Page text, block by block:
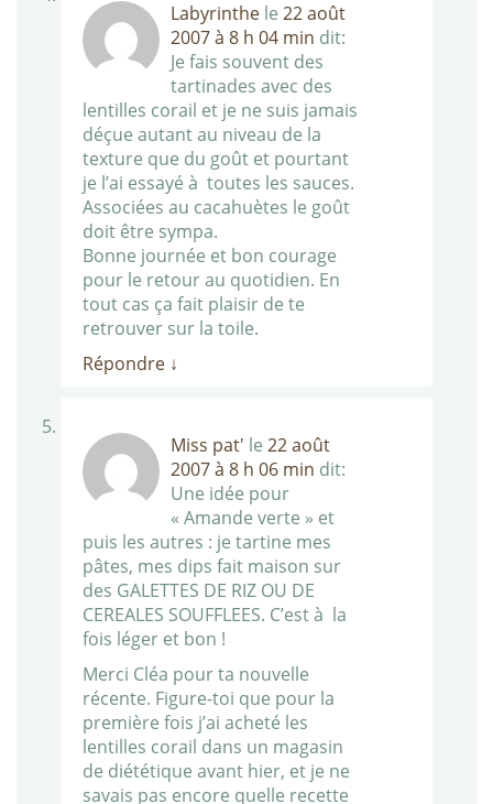
Labyrinthe le 22 août
2007 à 8 h 04 min dit:
Je fais souvent des
tartinades avec des
lentilles corail et je ne suis jamais
déçue autant au niveau de la
texture que du goût et pourtant
je l’ai essayé à toutes les sauces.
Associées au cacahuètes le goût
doit être sympa.
Bonne journée et bon courage
pour le retour au quotidien. En
tout cas ça fait plaisir de te
retrouver sur la toile.
Répondre ↓
Miss pat' le 22 août
2007 à 8 h 06 min dit:
Une idée pour
« Amande verte » et
puis les autres : je tartine mes
pâtes, mes dips fait maison sur
des GALETTES DE RIZ OU DE
CEREALES SOUFFLEES. C’est à la
fois léger et bon !
Merci Cléa pour ta nouvelle
récente. Figure-toi que pour la
première fois j’ai acheté les
lentilles corail dans un magasin
de diététique avant hier, et je ne
savais pas encore quelle recette